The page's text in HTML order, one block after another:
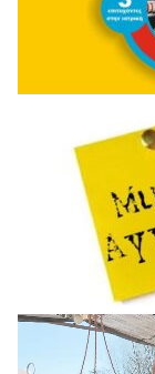
Πρόγραμμα
Αναπαραγωγής